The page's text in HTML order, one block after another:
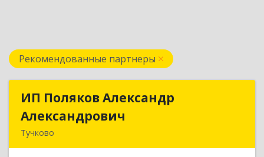
Рекомендованные партнеры
ИП Поляков Александр
Александрович
Тучково
ИП Поляков Александр